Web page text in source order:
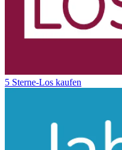
5 Sterne-Los kaufen